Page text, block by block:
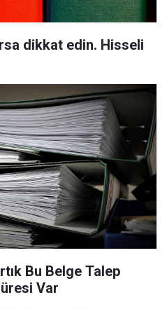
dikkat edin. Hisseli
Bu Belge Talep
Var